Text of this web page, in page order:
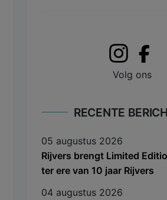
Volg ons
RECENTE
05 augustus 2026
Rijvers brengt Limited
ter ere van 10 jaar Rijvers
04 augustus 2026